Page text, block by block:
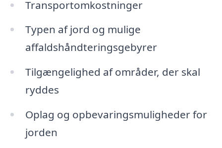
Transportomkostninger
Typen af jord og mulige
affaldshåndteringsgebyrer
Tilgængelighed af områder, der skal
ryddes
Oplag og opbevaringsmuligheder for
jorden